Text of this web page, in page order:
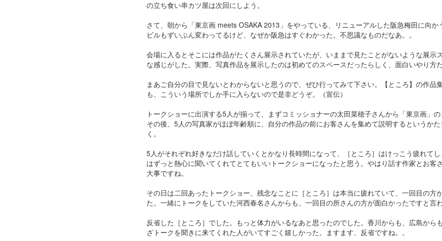
の立ち食い串カツ屋は次回にしよう。
さて、朝から「東京画 meets OSAKA 2013」をやっている、リニューアルした阪急梅田に向か
ビルもずいぶん変わってるけど、なぜか阪急はすぐわかった。不思議なものだなあ。。
会場に入るとそこには作品がたくさん展示されていたが、いままで見たことがないような展示
な感じがした。実際、写真作品を展示したのは初めてのスペースだったらしく、面白いやり方だ
まあご自分の目で見ないとわからないと思うので、ぜひ行ってみて下さい。【ところ】の作品
も、こういう場所でしか手に入らないので是非どうぞ。（宣伝）
トークショーに出演する5人が揃って、まずコミッショナーの太田菜穂子さんから「東京画」の
その後、5人の写真家がほぼ年齢順に、自分の作品の前にお客さんを集めて説明するというか
く。
5人がそれぞれ好きなだけ話していくとかなり長時間になって、［ところ］はけっこう疲れて
はずっと熱心に聞いてくれてとてもいいトークショーになったと思う。やはり話す作家とお客
大事ですね。
その日は二回あったトークショー、残念なことに［ところ］は本当に疲れていて、一回目の方
た。一緒にトークをしていた河西春名さんからも、一回目の所さんの方が面白かったですと言
反省した［ところ］でした。もっと体力がいるなあと思ったのでした。香川からも、広島から
ざトークを聞きに来てくれた人がいてすごく嬉しかった。ますます、反省ですね。。